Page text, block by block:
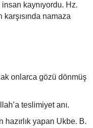
kaynıyordu. Hz.
namaza
onlarca gözü dönmüş
teslimiyet anı.
hazırlık yapan Ukbe. B.